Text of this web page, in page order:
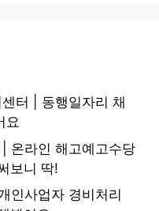
터 | 동행일자리 채
요
온라인 해고예고수당
보니 딱!
인사업자 경비처리